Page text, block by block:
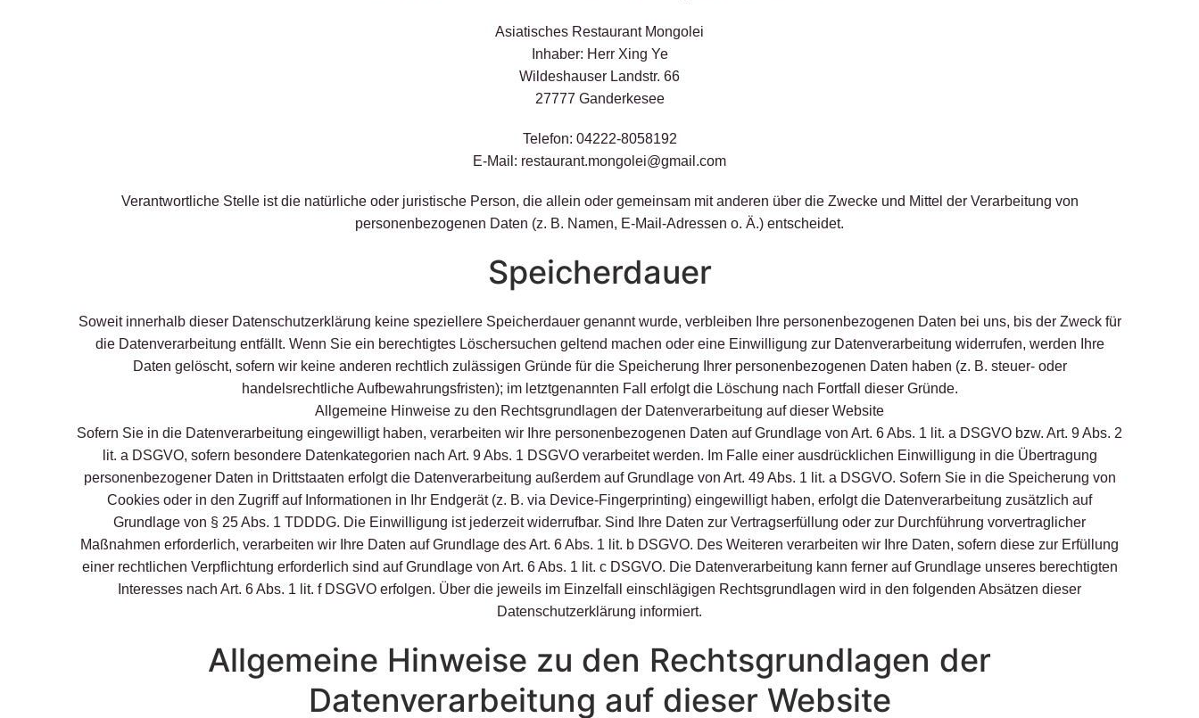
Asiatisches Restaurant Mongolei
Inhaber: Herr Xing Ye
Wildeshauser Landstr. 66
27777 Ganderkesee
Telefon: 04222-8058192
E-Mail: restaurant.mongolei@gmail.com
Verantwortliche Stelle ist die natürliche oder juristische Person, die allein oder gemeinsam mit anderen über die Zwecke und Mittel der Verarbeitung von
personenbezogenen Daten (z. B. Namen, E-Mail-Adressen o. Ä.) entscheidet.
Speicherdauer
Soweit innerhalb dieser Datenschutzerklärung keine speziellere Speicherdauer genannt wurde, verbleiben Ihre personenbezogenen Daten bei uns, bis der Zweck für
die Datenverarbeitung entfällt. Wenn Sie ein berechtigtes Löschersuchen geltend machen oder eine Einwilligung zur Datenverarbeitung widerrufen, werden Ihre
Daten gelöscht, sofern wir keine anderen rechtlich zulässigen Gründe für die Speicherung Ihrer personenbezogenen Daten haben (z. B. steuer- oder
handelsrechtliche Aufbewahrungsfristen); im letztgenannten Fall erfolgt die Löschung nach Fortfall dieser Gründe.
Allgemeine Hinweise zu den Rechtsgrundlagen der Datenverarbeitung auf dieser Website
Sofern Sie in die Datenverarbeitung eingewilligt haben, verarbeiten wir Ihre personenbezogenen Daten auf Grundlage von Art. 6 Abs. 1 lit. a DSGVO bzw. Art. 9 Abs. 2
lit. a DSGVO, sofern besondere Datenkategorien nach Art. 9 Abs. 1 DSGVO verarbeitet werden. Im Falle einer ausdrücklichen Einwilligung in die Übertragung
personenbezogener Daten in Drittstaaten erfolgt die Datenverarbeitung außerdem auf Grundlage von Art. 49 Abs. 1 lit. a DSGVO. Sofern Sie in die Speicherung von
Cookies oder in den Zugriff auf Informationen in Ihr Endgerät (z. B. via Device-Fingerprinting) eingewilligt haben, erfolgt die Datenverarbeitung zusätzlich auf
Grundlage von § 25 Abs. 1 TDDDG. Die Einwilligung ist jederzeit widerrufbar. Sind Ihre Daten zur Vertragserfüllung oder zur Durchführung vorvertraglicher
Maßnahmen erforderlich, verarbeiten wir Ihre Daten auf Grundlage des Art. 6 Abs. 1 lit. b DSGVO. Des Weiteren verarbeiten wir Ihre Daten, sofern diese zur Erfüllung
einer rechtlichen Verpflichtung erforderlich sind auf Grundlage von Art. 6 Abs. 1 lit. c DSGVO. Die Datenverarbeitung kann ferner auf Grundlage unseres berechtigten
Interesses nach Art. 6 Abs. 1 lit. f DSGVO erfolgen. Über die jeweils im Einzelfall einschlägigen Rechtsgrundlagen wird in den folgenden Absätzen dieser
Datenschutzerklärung informiert.
Allgemeine Hinweise zu den Rechtsgrundlagen der
Datenverarbeitung auf dieser Website